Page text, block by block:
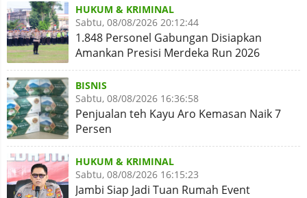
HUKUM & KRIMINAL
Sabtu, 08/08/2026 20:12:44
1.848 Personel Gabungan Disiapkan
Amankan Presisi Merdeka Run 2026
BISNIS
Sabtu, 08/08/2026 16:36:58
Penjualan teh Kayu Aro Kemasan Naik 7
Persen
HUKUM & KRIMINAL
Sabtu, 08/08/2026 16:15:23
Jambi Siap Jadi Tuan Rumah Event